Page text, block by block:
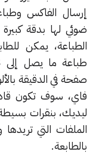
الفاكس وطباعة
لها بدقة كبيرة
يمكن
في الدقيقة
سوف تكون قادر
التي تريدها و